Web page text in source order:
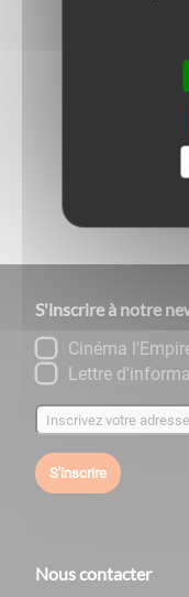
S'inscrire à notre
Cinéma
Lettre
S'inscrire
Nous contacter